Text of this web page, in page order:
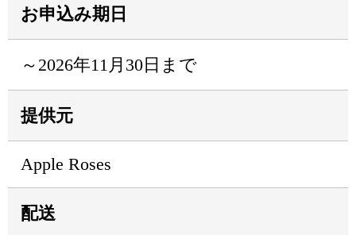
お申込み期日
～2026年11月30日まで
提供元
Apple Roses
配送